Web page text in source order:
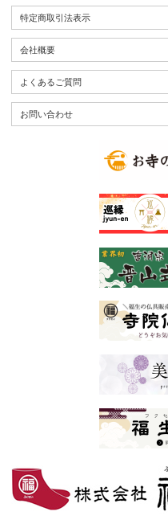
特定商取引法表示
会社概要
よくあるご質問
お問い合わせ